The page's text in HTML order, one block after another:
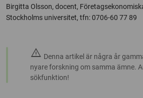
Birgitta Olsson, docent,
Stockholms universitet, tfn: 0706-60 77 89
warning Denna artikel är några år
nyare forskning om samma ämne.
sökfunktion!